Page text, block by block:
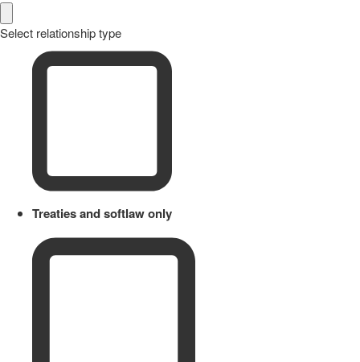
Select relationship type
Treaties and softlaw only